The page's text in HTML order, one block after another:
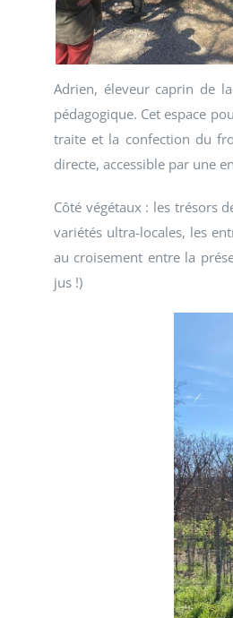
Adrien, éleveur caprin de
pédagogique. Cet espace
traite et la confection du
directe, accessible par une
Côté végétaux : les trésors
variétés ultra-locales, les
au croisement entre la
jus !)